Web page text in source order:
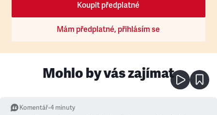
Koupit předplatné
Mám předplatné, přihlásím se
Mohlo by vás zajímat
Komentář•4 minuty